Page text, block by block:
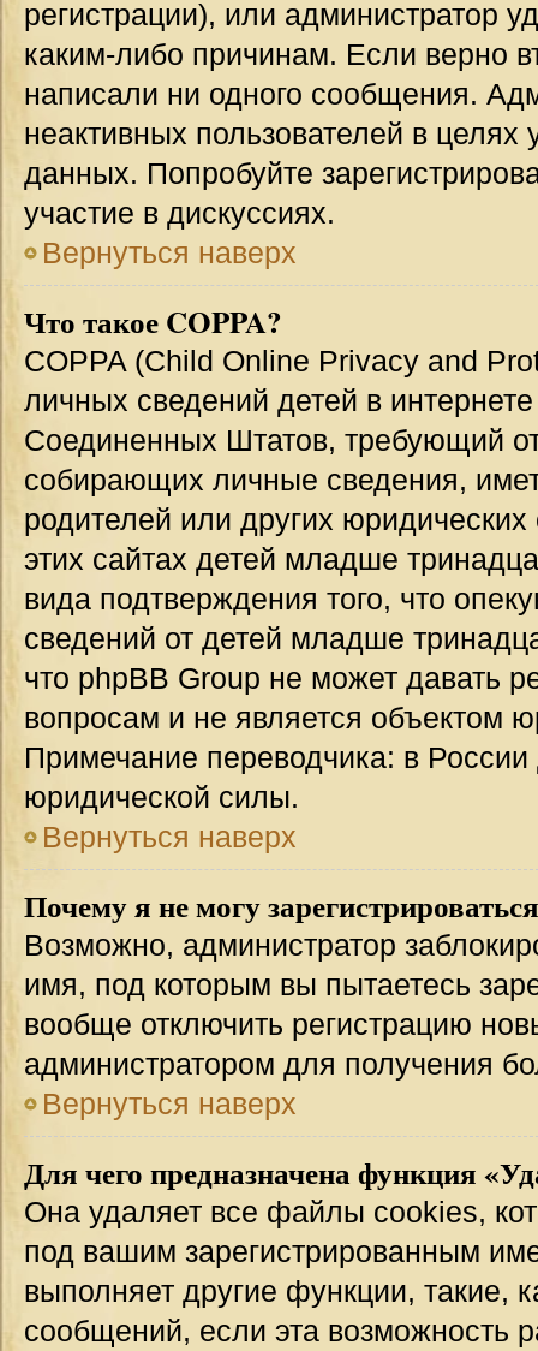
регистрации), или администратор
каким-либо причинам. Если верно
написали ни одного сообщения.
неактивных пользователей в
данных. Попробуйте
участие в дискуссиях.
Вернуться наверх
Что такое COPPA?
COPPA (Child Online Privacy and
личных сведений детей в
Соединенных Штатов, требующий
собирающих личные сведения,
родителей или других
этих сайтах детей младше
вида подтверждения того, что
сведений от детей младше
что phpBB Group не может давать
вопросам и не является объектом
Примечание переводчика: в
юридической силы.
Вернуться наверх
Почему я не могу
Возможно, администратор
имя, под которым вы пытаетесь
вообще отключить регистрацию
администратором для получения
Вернуться наверх
Для чего предназначена функция
Она удаляет все файлы cookies,
под вашим зарегистрированным
выполняет другие функции, такие,
сообщений, если эта возможность